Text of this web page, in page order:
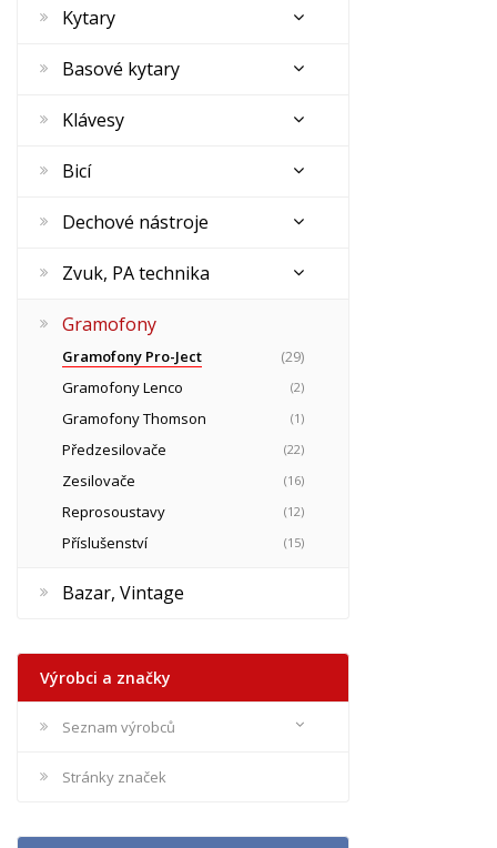
Kytary
Basové kytary
Klávesy
Bicí
Dechové nástroje
Zvuk, PA technika
Gramofony
Gramofony Pro-Ject
(29)
Gramofony Lenco
(2)
Gramofony Thomson (1)
Předzesilovače (22)
Zesilovače (16)
Reprosoustavy (12)
Příslušenství (15)
Bazar, Vintage
Výrobci a značky
Seznam výrobců
Stránky značek